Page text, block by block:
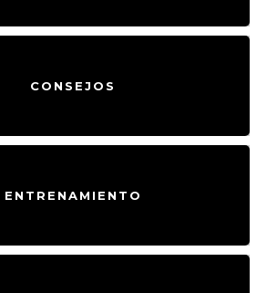
CONSEJOS
ENTRENAMIENTO